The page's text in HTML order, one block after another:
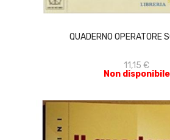
QUADERNO OPERATORE
11,15 €
Non disponibile